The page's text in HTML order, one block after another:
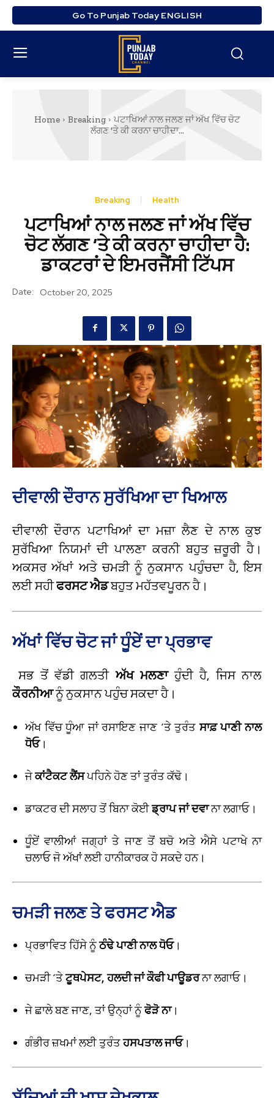
Go To Punjab Today ENGLISH
Home Breaking
ਪਟਾਖਿਆਂ ਨਾਲ ਜਲਣ ਜਾਂ ਅੱਖ ਵਿੱਚ ਚੋਟ
ਲੱਗਣ 'ਤੇ ਕੀ ਕਰਨਾ ਚਾਹੀਦਾ...
Breaking Health
ਪਟਾਖਿਆਂ ਨਾਲ ਜਲਣ ਜਾਂ ਅੱਖ ਵਿੱਚ
ਚੋਟ ਲੱਗਣ ‘ਤੇ ਕੀ ਕਰਨਾ ਚਾਹੀਦਾ ਹੈ:
ਡਾਕਟਰਾਂ ਦੇ ਇਮਰਜੈਂਸੀ ਟਿੱਪਸ
Date: October 20, 2025
ਦੀਵਾਲੀ ਦੌਰਾਨ ਸੁਰੱਖਿਆ ਦਾ ਖਿਆਲ
ਦੀਵਾਲੀ ਦੌਰਾਨ ਪਟਾਖਿਆਂ ਦਾ ਮਜ਼ਾ ਲੈਣ ਦੇ ਨਾਲ ਕੁਝ
ਸੁਰੱਖਿਆ ਨਿਯਮਾਂ ਦੀ ਪਾਲਣਾ ਕਰਨੀ ਬਹੁਤ ਜ਼ਰੂਰੀ ਹੈ।
ਅਕਸਰ ਅੱਖਾਂ ਅਤੇ ਚਮੜੀ ਨੂੰ ਨੁਕਸਾਨ ਪਹੁੰਚਦਾ ਹੈ, ਇਸ
ਲਈ ਸਹੀਫਰਸਟ ਐਡਬਹੁਤ ਮਹੱਤਵਪੂਰਨ ਹੈ।
ਅੱਖਾਂ ਵਿੱਚ ਚੋਟ ਜਾਂ ਧੂੰਏਂ ਦਾ ਪ੍ਰਭਾਵ
ਸਭ ਤੋਂ ਵੱਡੀ ਗਲਤੀਅੱਖ ਮਲਣਾਹੁੰਦੀ ਹੈ, ਜਿਸ ਨਾਲ
ਕੌਰਨੀਆਨੂੰ ਨੁਕਸਾਨ ਪਹੁੰਚ ਸਕਦਾ ਹੈ।
ਅੱਖ ਵਿੱਚ ਧੂੰਆ ਜਾਂ ਰਸਾਇਣ ਜਾਣ ‘ਤੇ ਤੁਰੰਤਸਾਫ਼ ਪਾਣੀ ਨਾਲ
ਧੋਓ।
ਜੇਕਾਂਟੈਕਟ ਲੈਂਸਪਹਿਨੇ ਹੋਣ ਤਾਂ ਤੁਰੰਤ ਕੱਢੋ।
ਡਾਕਟਰ ਦੀ ਸਲਾਹ ਤੋਂ ਬਿਨਾ ਕੋਈਡ੍ਰਾਪ ਜਾਂ ਦਵਾਨਾ ਲਗਾਓ।
ਧੂੰਏਂ ਵਾਲੀਆਂ ਜਗ੍ਹਾਂ ਤੇ ਜਾਣ ਤੋਂ ਬਚੋ ਅਤੇ ਐਸੇ ਪਟਾਖੇ ਨਾ
ਚਲਾਓ ਜੋ ਅੱਖਾਂ ਲਈ ਹਾਨੀਕਾਰਕ ਹੋ ਸਕਦੇ ਹਨ।
ਚਮੜੀ ਜਲਣ ਤੇ ਫਰਸਟ ਐਡ
ਪ੍ਰਭਾਵਿਤ ਹਿੱਸੇ ਨੂੰਠੰਢੇ ਪਾਣੀ ਨਾਲ ਧੋਓ।
ਚਮੜੀ ‘ਤੇਟੂਥਪੇਸਟ, ਹਲਦੀ ਜਾਂ ਕੌਫੀ ਪਾਊਡਰਨਾ ਲਗਾਓ।
ਜੇ ਛਾਲੇ ਬਣ ਜਾਣ, ਤਾਂ ਉਨ੍ਹਾਂ ਨੂੰਫੋੜੋ ਨਾ।
ਗੰਭੀਰ ਜ਼ਖਮਾਂ ਲਈ ਤੁਰੰਤਹਸਪਤਾਲ ਜਾਓ।